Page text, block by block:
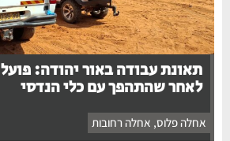
תאונת עבודה באור יהודה: פועל
לאחר שהתהפך עם כלי הנדסי
אחלה פלוס ,אחלה רחובות